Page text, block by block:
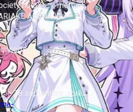
holoX~ », mettant
ARENA les
!
le 28 septembre, après